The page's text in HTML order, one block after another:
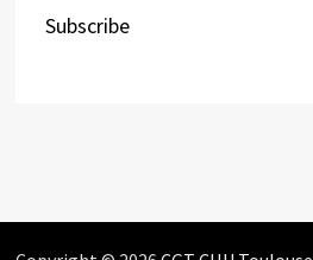
Subscribe